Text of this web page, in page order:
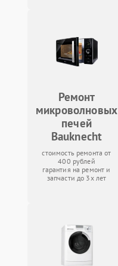
Ремонт
микроволновых
печей
Bauknecht
стоимость ремонта от
400 рублей
гарантия на ремонт и
запчасти до 3х лет